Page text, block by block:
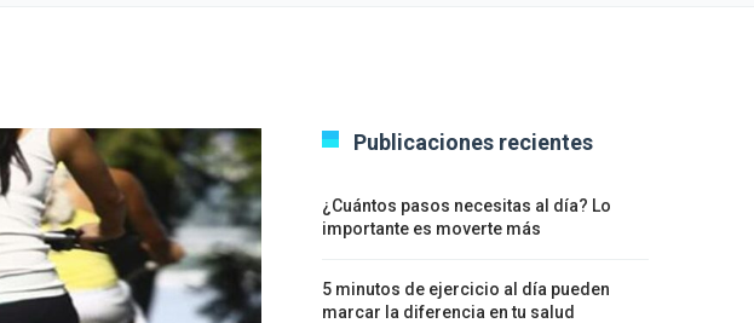
Publicaciones recientes
¿Cuántos pasos necesitas al día? Lo
importante es moverte más
5 minutos de ejercicio al día pueden
marcar la diferencia en tu salud